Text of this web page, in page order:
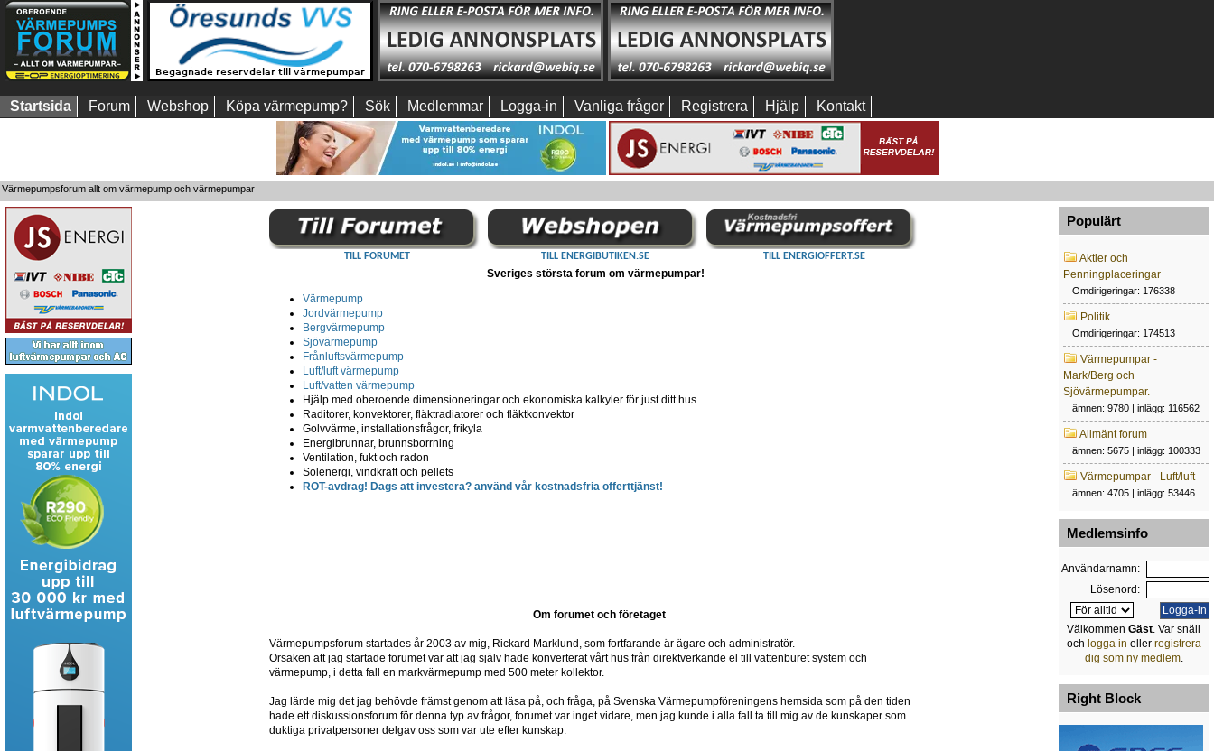
Startsida Forum Webshop Köpa värmepump? Sök Medlemmar Logga-in Vanliga frågor Registrera Hjälp Kontakt
Värmepumpsforum allt om värmepump och värmepumpar
TILL FORUMET TILL ENERGIBUTIKEN.SE TILL ENERGIOFFERT.SE
Sveriges största forum om värmepumpar!
Värmepump
Jordvärmepump
Bergvärmepump
Sjövärmepump
Frånluftsvärmepump
Luft/luft värmepump
Luft/vatten värmepump
Hjälp med oberoende dimensioneringar och ekonomiska kalkyler för just ditt hus
Raditorer, konvektorer, fläktradiatorer och fläktkonvektor
Golvvärme, installationsfrågor, frikyla
Energibrunnar, brunnsborrning
Ventilation, fukt och radon
Solenergi, vindkraft och pellets
ROT-avdrag! Dags att investera? använd vår kostnadsfria offerttjänst!
Om forumet och företaget
Värmepumpsforum startades år 2003 av mig, Rickard Marklund, som fortfarande är ägare och administratör.
Orsaken att jag startade forumet var att jag själv hade konverterat vårt hus från direktverkande el till vattenburet system och
värmepump, i detta fall en markvärmepump med 500 meter kollektor.
Jag lärde mig det jag behövde främst genom att läsa på, och fråga, på Svenska Värmepumpföreningens hemsida som på den tiden
hade ett diskussionsforum för denna typ av frågor, forumet var inget vidare, men jag kunde i alla fall ta till mig av de kunskaper som
duktiga privatpersoner delgav oss som var ute efter kunskap.
Populärt
Aktier och
Penningplaceringar
Omdirigeringar: 176338
Politik
Omdirigeringar: 174513
Värmepumpar -
Mark/Berg och
Sjövärmepumpar.
ämnen: 9780 | inlägg: 116562
Allmänt forum
ämnen: 5675 | inlägg: 100333
Värmepumpar - Luft/luft
ämnen: 4705 | inlägg: 53446
Medlemsinfo
Användarnamn:
Lösenord:
Välkommen Gäst. Var snäll
och logga in eller registrera
dig som ny medlem.
Right Block